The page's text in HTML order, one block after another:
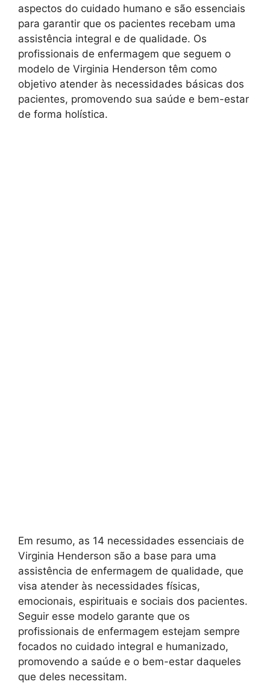
aspectos do cuidado humano e são essenciais
para garantir que os pacientes recebam uma
assistência integral e de qualidade. Os
profissionais de enfermagem que seguem o
modelo de Virginia Henderson têm como
objetivo atender às necessidades básicas dos
pacientes, promovendo sua saúde e bem-estar
de forma holística.
Em resumo, as 14 necessidades essenciais de
Virginia Henderson são a base para uma
assistência de enfermagem de qualidade, que
visa atender às necessidades físicas,
emocionais, espirituais e sociais dos pacientes.
Seguir esse modelo garante que os
profissionais de enfermagem estejam sempre
focados no cuidado integral e humanizado,
promovendo a saúde e o bem-estar daqueles
que deles necessitam.